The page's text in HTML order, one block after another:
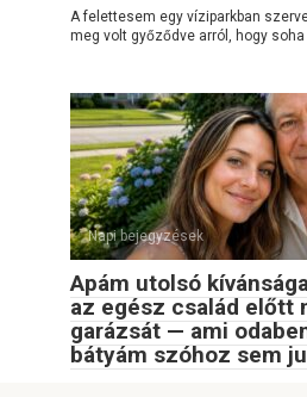
A felettesem egy víziparkban
meg volt győződve arról, hogy
Napi bejegyzések
Apám utolsó
az egész család előtt
garázsát — ami
bátyám szóhoz sem